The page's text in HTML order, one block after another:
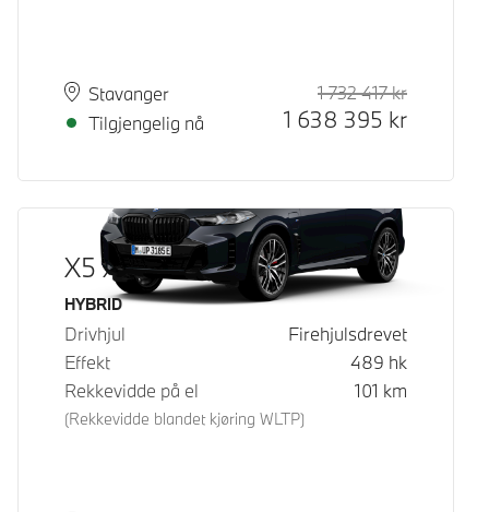
PlassStavanger
Leveringstid
Tilgjengelig nå
1 732 417kr
1 638 395 kr
X5 xDrive50e
Drivstoff
HYBRID
Drivhjul
Firehjulsdrevet
Effekt
489 hk
Rekkevidde på el
(Rekkevidde blandet kjøring WLTP)
101 km